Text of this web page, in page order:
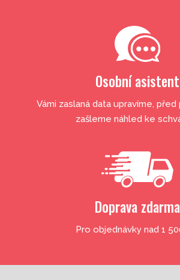
Osobní asistent
Vámi zaslaná data upravíme,
zašleme náhled ke
Doprava zdarma
Pro objednávky nad 1